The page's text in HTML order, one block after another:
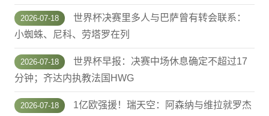
2026-07-18
世界杯决赛里多人与巴萨曾有转会联系：
小蜘蛛、尼科、劳塔罗在列
2026-07-18
世界杯早报：决赛中场休息确定不超过17
分钟；齐达内执教法国HWG
2026-07-18
1亿欧强援！瑞天空：阿森纳与维拉就罗杰